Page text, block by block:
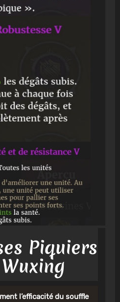
Piquiers
l’efficacité du souffle